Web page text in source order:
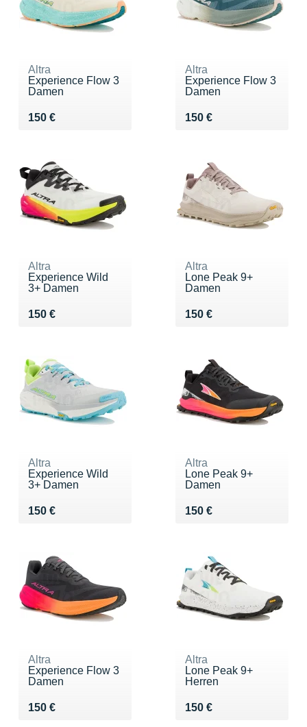
Altra
Experience Flow 3
Damen
150 €
Vendu 150 €
Altra
Experience Flow 3
Damen
150 €
Vendu 150 €
Altra
Experience Wild
3+ Damen
150 €
Vendu 150 €
Altra
Lone Peak 9+
Damen
150 €
Vendu 150 €
Altra
Experience Wild
3+ Damen
150 €
Vendu 150 €
Altra
Lone Peak 9+
Damen
150 €
Vendu 150 €
Altra
Experience Flow 3
Damen
150 €
Vendu 150 €
Altra
Lone Peak 9+
Herren
150 €
Vendu 150 €